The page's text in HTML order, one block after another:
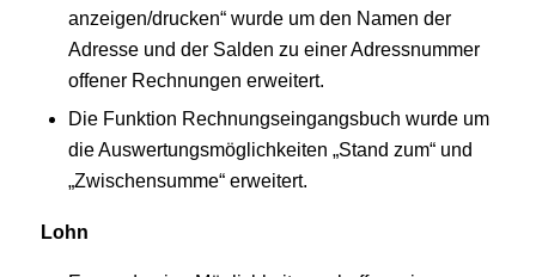
anzeigen/drucken“ wurde um den Namen der
Adresse und der Salden zu einer Adressnummer
offener Rechnungen erweitert.
Die Funktion Rechnungseingangsbuch wurde um
die Auswertungsmöglichkeiten „Stand zum“ und
„Zwischensumme“ erweitert.
Lohn